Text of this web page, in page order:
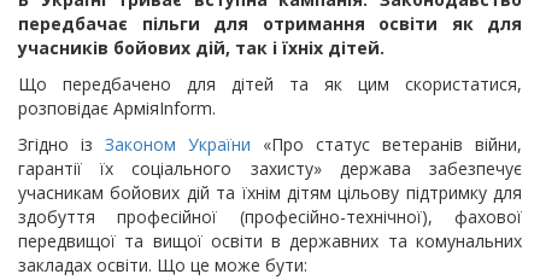
передбачає пільги для отримання освіти як для
учасників бойових дій, так і їхніх дітей.
Що передбачено для дітей та як цим скористатися,
розповідає АрміяInform.
Згідно із Законом України «Про статус ветеранів війни,
гарантії їх соціального захисту» держава забезпечує
учасникам бойових дій та їхнім дітям цільову підтримку для
здобуття професійної (професійно-технічної), фахової
передвищої та вищої освіти в державних та комунальних
закладах освіти. Що це може бути: